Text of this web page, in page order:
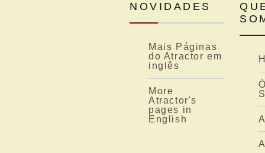
NOVIDADES
Mais Páginas
do Atractor em
inglês
More
Atractor's
pages in
English